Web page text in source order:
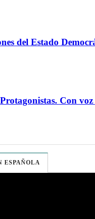
del Estado
Protagonistas. Con
ESPAÑOLA